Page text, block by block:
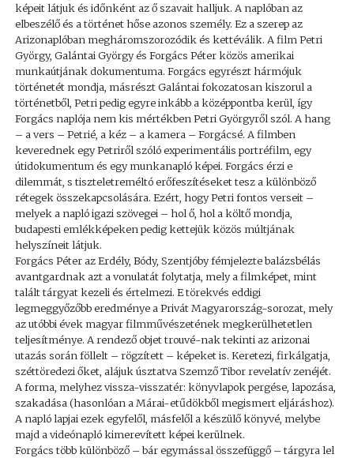
képeit látjuk és időnként az ő szavait halljuk. A naplóban az
elbeszélő és a történet hőse azonos személy. Ez a szerep az
Arizonaplóban megháromszorozódik és kettéválik. A film Petri
György, Galántai György és Forgács Péter közös amerikai
munkaútjának dokumentuma. Forgács egyrészt hármójuk
történetét mondja, másrészt Galántai fokozatosan kiszorul a
történetből, Petri pedig egyre inkább a középpontba kerül, így
Forgács naplója nem kis mértékben Petri Györgyről szól. A hang
– a vers – Petrié, a kéz – a kamera – Forgácsé. A filmben
keverednek egy Petriről szóló experimentális portréfilm, egy
útidokumentum és egy munkanapló képei. Forgács érzi e
dilemmát, s tiszteletreméltó erőfeszítéseket tesz a különböző
rétegek összekapcsolására. Ezért, hogy Petri fontos verseit –
melyek a napló igazi szövegei – hol ő, hol a költő mondja,
budapesti emlékképeken pedig kettejük közös múltjának
helyszíneit látjuk.
Forgács Péter az Erdély, Bódy, Szentjóby fémjelezte balázsbélás
avantgardnak azt a vonulatát folytatja, mely a filmképet, mint
talált tárgyat kezeli és értelmezi. E törekvés eddigi
legmeggyőzőbb eredménye a Privát Magyarország-sorozat, mely
az utóbbi évek magyar filmművészetének megkerülhetetlen
teljesítménye. A rendező objet trouvé-nak tekinti az arizonai
utazás során föllelt – rögzített – képeket is. Keretezi, firkálgatja,
széttöredezi őket, alájuk úsztatva Szemző Tibor revelatív zenéjét.
A forma, melyhez vissza-visszatér: könyvlapok pergése, lapozása,
szakadása (hasonlóan a Márai-etűdökből megismert eljáráshoz).
A napló lapjai ezek egyfelől, másfelől a készülő könyvé, melybe
majd a videónapló kimerevített képei kerülnek.
Forgács több különböző – bár egymással összefüggő – tárgyra lel